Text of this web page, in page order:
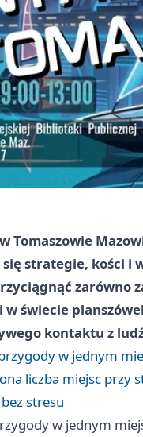
Tomaszowie
strategie, kości
zarówno
świecie
kontaktu z
w jednym
liczba miejsc przy
stresu
w jednym